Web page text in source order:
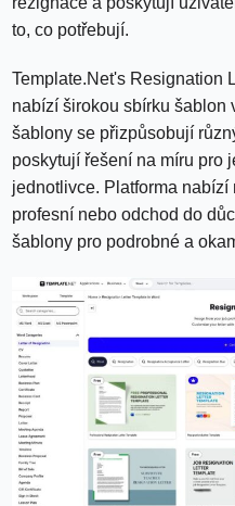
to, co potřebují.
Template.Net's Resignation
nabízí širokou sbírku šablon
šablony se přizpůsobují
poskytují řešení na míru pro
jednotlivce. Platforma
profesní nebo odchod do
šablony pro podrobné a